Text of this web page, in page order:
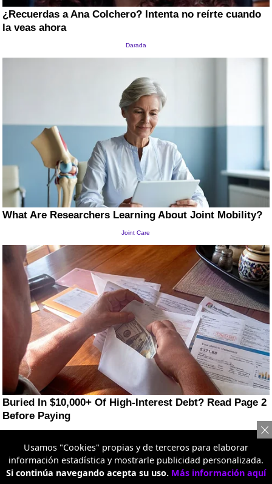
Artículo nuevo
Usamos "Cookies" propias y de terceros para elaborar
información estadística y mostrarle publicidad personalizada.
Si continúa navegando acepta su uso. Más información aquí